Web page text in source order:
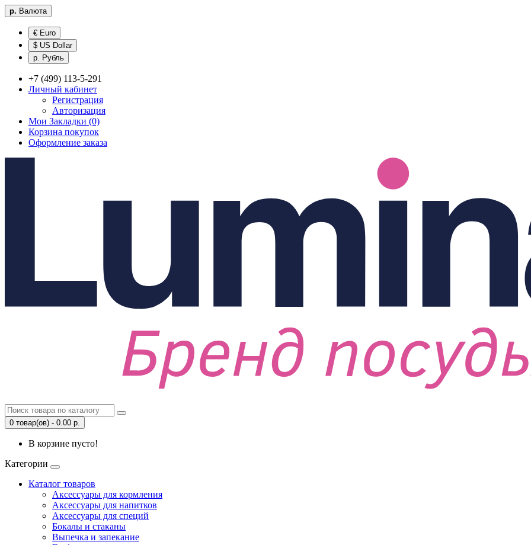
р. Валюта
€ Euro
$ US Dollar
р. Рубль
+7 (499) 113-5-291
Личный кабинет
Регистрация
Авторизация
Мои Закладки (0)
Корзина покупок
Оформление заказа
0 товар(ов) - 0.00 р.
В корзине пусто!
Категории
Каталог товаров
Аксессуары для кормления
Аксессуары для напитков
Аксессуары для специй
Бокалы и стаканы
Выпечка и запекание